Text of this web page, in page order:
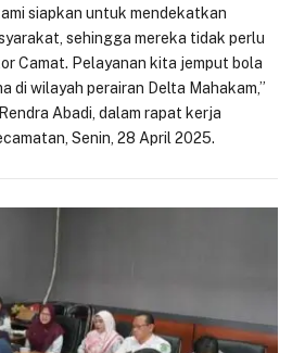
siapkan untuk mendekatkan
sehingga mereka tidak perlu
Camat. Pelayanan kita jemput bola
di wilayah perairan Delta Mahakam,”
Abadi, dalam rapat kerja
Senin, 28 April 2025.